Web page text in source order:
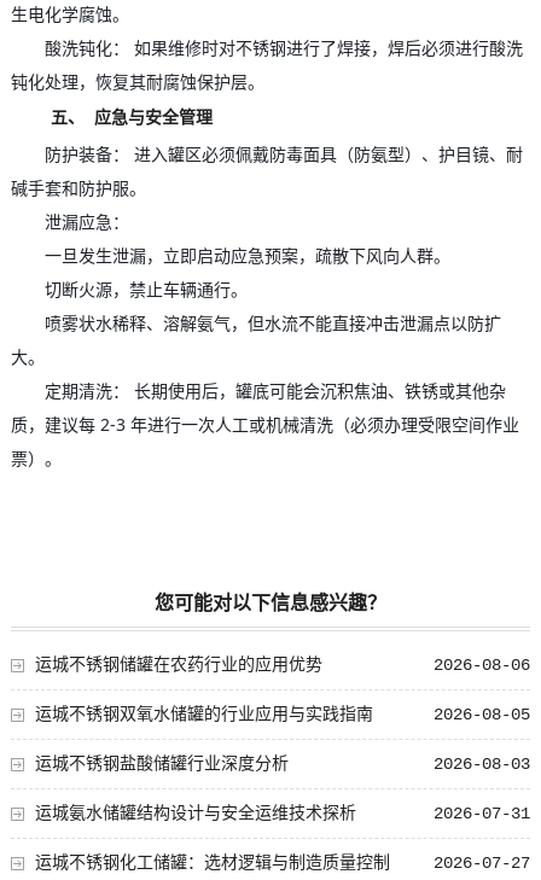
生电化学腐蚀。
酸洗钝化： 如果维修时对不锈钢进行了焊接，焊后必须进行酸洗
钝化处理，恢复其耐腐蚀保护层。
五、 应急与安全管理
防护装备： 进入罐区必须佩戴防毒面具（防氨型）、护目镜、耐
碱手套和防护服。
泄漏应急：
一旦发生泄漏，立即启动应急预案，疏散下风向人群。
切断火源，禁止车辆通行。
喷雾状水稀释、溶解氨气，但水流不能直接冲击泄漏点以防扩
大。
定期清洗： 长期使用后，罐底可能会沉积焦油、铁锈或其他杂
质，建议每 2-3 年进行一次人工或机械清洗（必须办理受限空间作业
票）。
您可能对以下信息感兴趣？
2026-08-06
运城不锈钢储罐在农药行业的应用优势
2026-08-05
运城不锈钢双氧水储罐的行业应用与实践指南
2026-08-03
运城不锈钢盐酸储罐行业深度分析
2026-07-31
运城氨水储罐结构设计与安全运维技术探析
2026-07-27
运城不锈钢化工储罐：选材逻辑与制造质量控制